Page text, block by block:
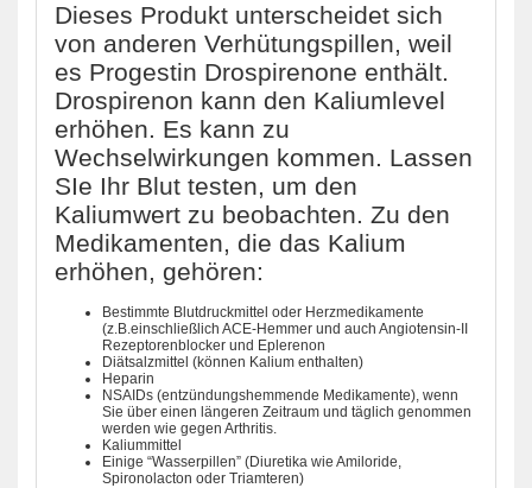
Dieses Produkt unterscheidet sich
von anderen Verhütungspillen, weil
es Progestin Drospirenone enthält.
Drospirenon kann den Kaliumlevel
erhöhen. Es kann zu
Wechselwirkungen kommen. Lassen
SIe Ihr Blut testen, um den
Kaliumwert zu beobachten. Zu den
Medikamenten, die das Kalium
erhöhen, gehören:
Bestimmte Blutdruckmittel oder Herzmedikamente
(z.B.einschließlich ACE-Hemmer und auch Angiotensin-II
Rezeptorenblocker und Eplerenon
Diätsalzmittel (können Kalium enthalten)
Heparin
NSAIDs (entzündungshemmende Medikamente), wenn
Sie über einen längeren Zeitraum und täglich genommen
werden wie gegen Arthritis.
Kaliummittel
Einige “Wasserpillen” (Diuretika wie Amiloride,
Spironolacton oder Triamteren)